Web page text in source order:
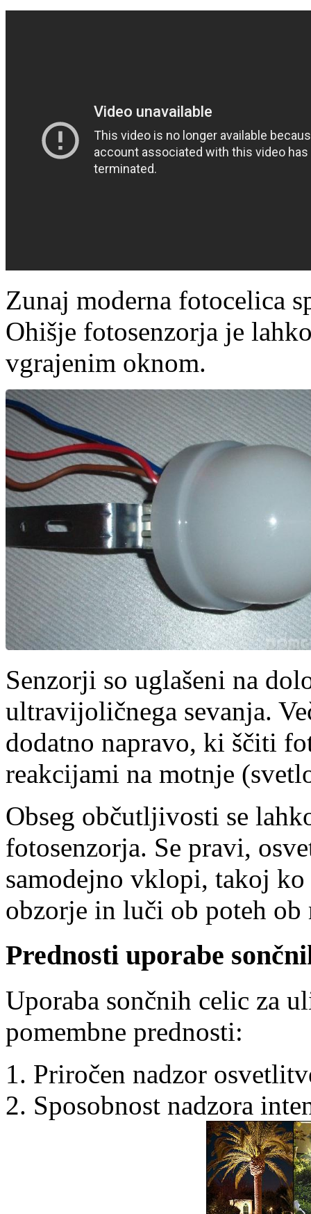
Zunaj moderna fotocelica
Ohišje fotosenzorja je
vgrajenim oknom.
Senzorji so uglašeni na
ultravijoličnega sevanja.
dodatno napravo, ki ščiti
reakcijami na motnje
Obseg občutljivosti se
fotosenzorja. Se pravi,
samodejno vklopi, takoj
obzorje in luči ob poteh ob
Prednosti uporabe
Uporaba sončnih celic za
pomembne prednosti:
Priročen nadzor
Sposobnost nadzora